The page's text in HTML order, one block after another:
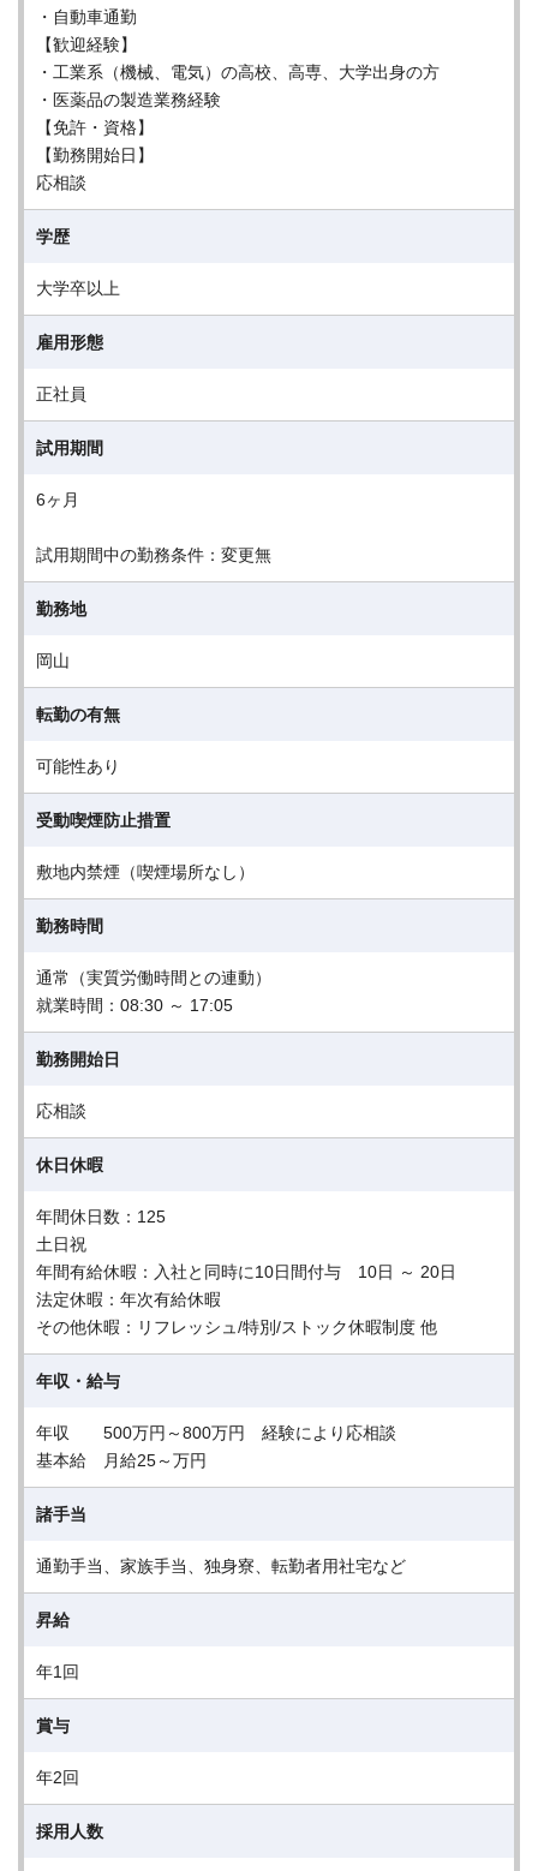
・自動車通勤
【歓迎経験】
・工業系（機械、電気）の高校、高専、大学出身の方
・医薬品の製造業務経験
【免許・資格】
【勤務開始日】
応相談
学歴
大学卒以上
雇用形態
正社員
試用期間
6ヶ月
試用期間中の勤務条件：変更無
勤務地
岡山
転勤の有無
可能性あり
受動喫煙防止措置
敷地内禁煙（喫煙場所なし）
勤務時間
通常（実質労働時間との連動）
就業時間：08:30 ～ 17:05
勤務開始日
応相談
休日休暇
年間休日数：125
土日祝
年間有給休暇：入社と同時に10日間付与 10日 ～ 20日
法定休暇：年次有給休暇
その他休暇：リフレッシュ/特別/ストック休暇制度 他
年収・給与
年収 500万円～800万円 経験により応相談
基本給 月給25～万円
諸手当
通勤手当、家族手当、独身寮、転勤者用社宅など
昇給
年1回
賞与
年2回
採用人数